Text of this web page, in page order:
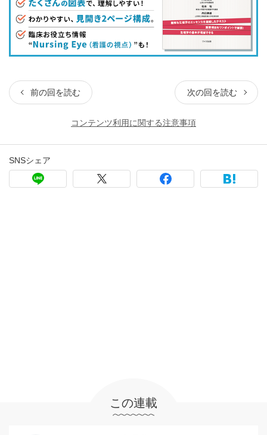
前の回を読む 次の回を読む
コンテンツ利用に関する注意事項
SNSシェア
この連載